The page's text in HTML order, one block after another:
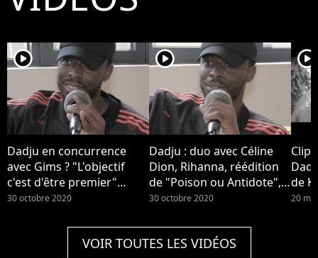
player2
Dadju en concurrence
avec Gims ? "L'objectif
c'est d'être premier"
(Interview)
30 octobre 2020
player2
Dadju : duo avec Céline
Dion, Rihanna, réédition
de "Poison ou Antidote",
image de loveur... Il se
30 octobre 2020
player2
Clip
de
20
VOIR TOUTES LES VIDÉOS